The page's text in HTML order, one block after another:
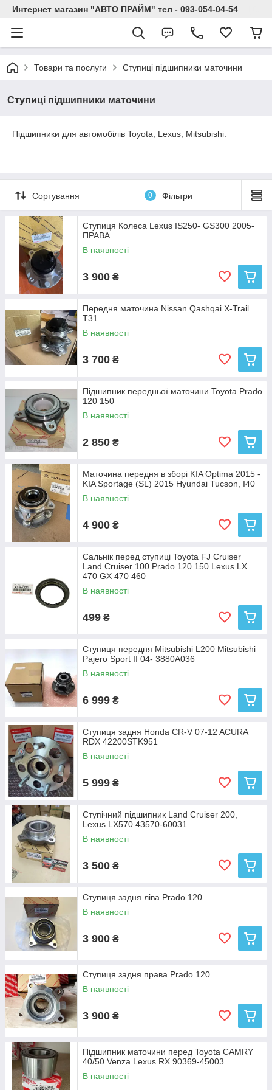
Интернет магазин "АВТО ПРАЙМ" тел - 093-054-04-54
Товари та послуги Ступиці підшипники маточини
Ступиці підшипники маточини
Підшипники для автомобілів Toyota, Lexus, Mitsubishi.
Сортування 0 Фільтри
Ступиця Колеса Lexus IS250- GS300 2005-
ПРАВА
В наявності
3 900 ₴
Передня маточина Nissan Qashqai X-Trail
T31
В наявності
3 700 ₴
Підшипник передньої маточини Toyota Prado
120 150
В наявності
2 850 ₴
Маточина передня в зборі KIA Optima 2015 -
KIA Sportage (SL) 2015 Hyundai Tucson, I40
В наявності
4 900 ₴
Сальнік перед ступиці Toyota FJ Cruiser
Land Cruiser 100 Prado 120 150 Lexus LX
470 GX 470 460
В наявності
499 ₴
Ступиця передня Mitsubishi L200 Mitsubishi
Pajero Sport II 04- 3880A036
В наявності
6 999 ₴
Ступиця задня Honda CR-V 07-12 ACURA
RDX 42200STK951
В наявності
5 999 ₴
Ступічний підшипник Land Cruiser 200,
Lexus LX570 43570-60031
В наявності
3 500 ₴
Ступиця задня ліва Prado 120
В наявності
3 900 ₴
Ступиця задня права Prado 120
В наявності
3 900 ₴
Підшипник маточини перед Toyota CAMRY
40/50 Venza Lexus RX 90369-45003
В наявності